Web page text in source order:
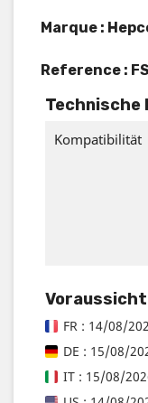
Marque :
Reference :
Technische
Kompatibilität
FR : 14/08/
DE : 15/08/
IT : 15/08/